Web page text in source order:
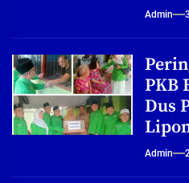
Admin
PKB
Dus
Admin